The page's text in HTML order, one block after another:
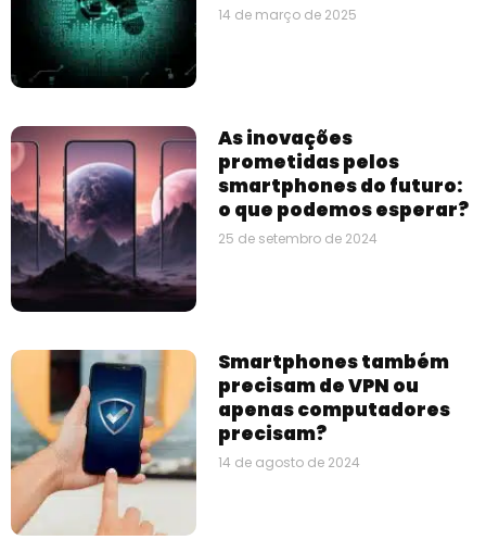
14 de março de 2025
As inovações
prometidas pelos
smartphones do futuro:
o que podemos esperar?
25 de setembro de 2024
Smartphones também
precisam de VPN ou
apenas computadores
precisam?
14 de agosto de 2024